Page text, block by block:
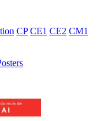
CP CE1 CE2 CM1